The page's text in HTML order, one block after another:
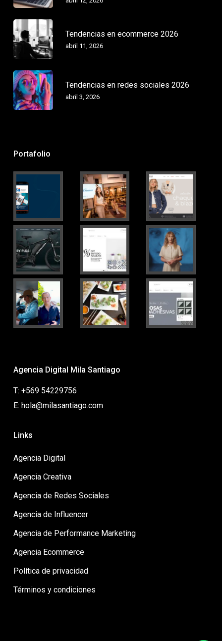
Tendencias en ecommerce 2026
abril 11, 2026
Tendencias en redes sociales 2026
abril 3, 2026
Portafolio
Agencia Digital Mila Santiago
T: +569 54229756
E: hola@milasantiago.com
Links
Agencia Digital
Agencia Creativa
Agencia de Redes Sociales
Agencia de Influencer
Agencia de Performance Marketing
Agencia Ecommerce
Política de privacidad
Términos y condiciones